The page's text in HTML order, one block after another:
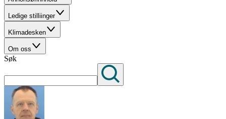
Ledige stilliinger
Klimadesken
Om oss
Søk